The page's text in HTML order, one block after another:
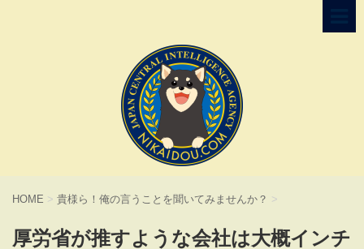
HOME > 貴様ら！俺の言うことを聞いてみませんか？ >
厚労省が推すような会社は大概インチ